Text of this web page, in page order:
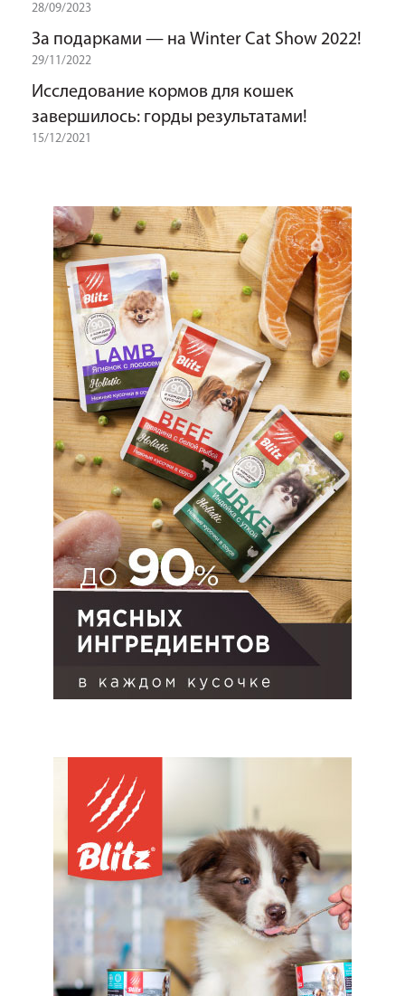
28/09/2023
За подарками — на Winter Cat Show 2022!
29/11/2022
Исследование кормов для кошек
завершилось: горды результатами!
15/12/2021